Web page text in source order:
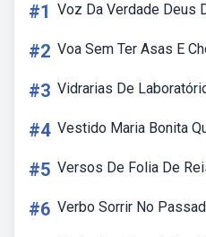
#1 Voz Da Verdade Deus
#2 Voa Sem Ter Asas E
#3 Vidrarias De
#4 Vestido Maria Bonita
#5 Versos De Folia De
#6 Verbo Sorrir No